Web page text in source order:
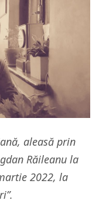
aleasă prin
Răileanu la
2022, la